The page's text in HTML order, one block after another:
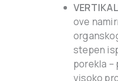
ove
stepen
porekla –
visoko